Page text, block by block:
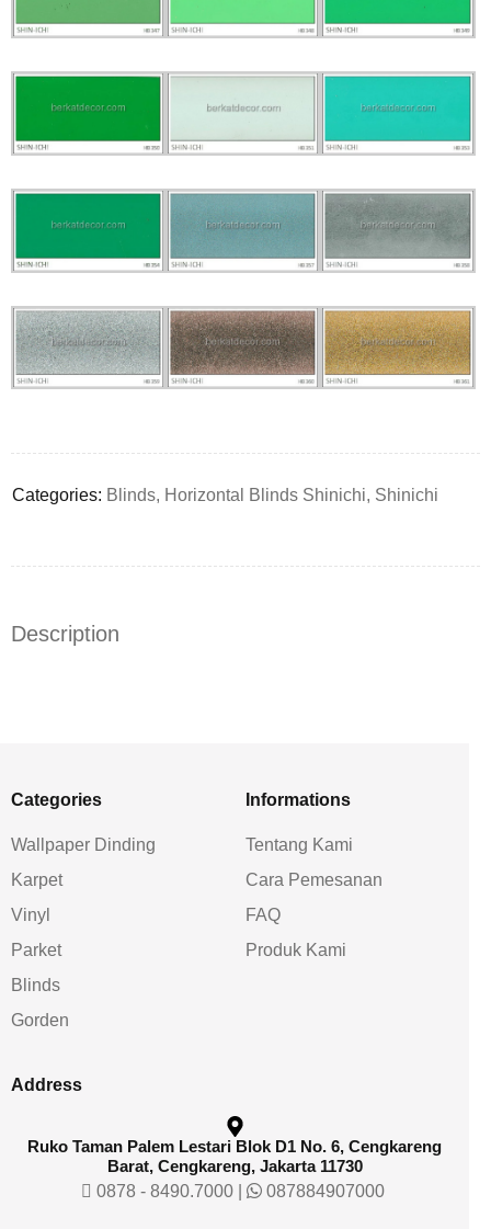
Categories: Blinds, Horizontal Blinds Shinichi, Shinichi
Description
Categories
Wallpaper Dinding
Karpet
Vinyl
Parket
Blinds
Gorden
Informations
Tentang Kami
Cara Pemesanan
FAQ
Produk Kami
Address
Ruko Taman Palem Lestari Blok D1 No. 6, Cengkareng
Barat, Cengkareng, Jakarta 11730
0878 - 8490.7000| 087884907000